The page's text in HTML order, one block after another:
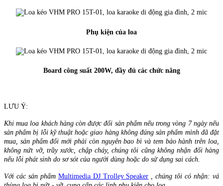
Phụ kiện của loa
Board công suất 200W, đầy đủ các chức năng
LƯU Ý:
Khi mua loa khách hàng còn được đổi sản phẩm nếu trong vòng 7 ngày nếu
sản phẩm bị lỗi kỹ thuật hoặc giao hàng không đúng sản phẩm mình đã đặt
mua, sản phẩm đổi mới phải còn nguyên bao bì và tem bảo hành trên loa,
không nứt vỡ, trầy xước, chập cháy, chúng tôi cũng không nhận đổi hàng
nếu lỗi phát sinh do sơ sót của người dùng hoặc do sử dụng sai cách.
Với các sản phẩm Multimedia DJ Trolley Speaker , chúng tôi có nhận: vá